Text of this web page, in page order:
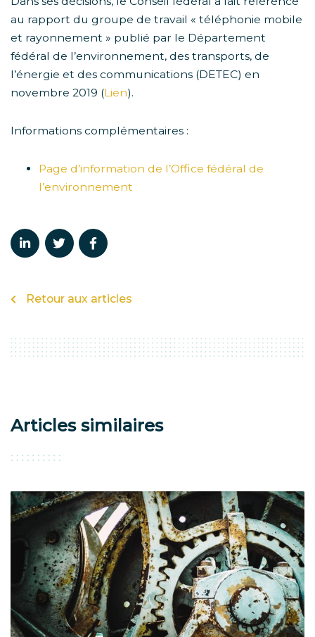
au rapport du groupe de travail « téléphonie mobile
et rayonnement » publié par le Département
fédéral de l’environnement, des transports, de
l’énergie et des communications (DETEC) en
novembre 2019 (Lien).
Informations complémentaires :
Page d’information de l’Office fédéral de
l’environnement
Retour aux articles
Articles similaires